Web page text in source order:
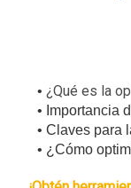
¿Qué es la
Importancia
Claves para
¿Cómo